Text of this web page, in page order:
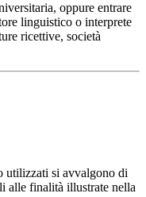
oppure entrare
linguistico o interprete
ricettive, società
utilizzati si avvalgono di
alle finalità illustrate nella